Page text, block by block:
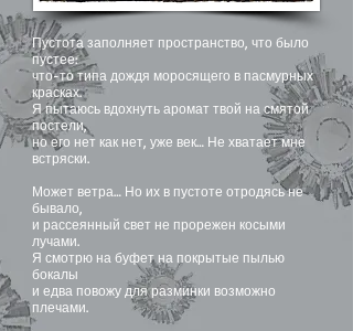
Пустота заполняет пространство, что было
пустее:
что-то типа дождя моросящего в пасмурных
красках.
Я пытаюсь вдохнуть аромат твой на смятой
постели,
но его нет как нет, уже век… Не хватает мне
встряски.
Может ветра… Но их в пустоте отродясь не
бывало,
и рассеянный свет не прорежен косыми
лучами.
Я смотрю на буфет на покрытые пылью
бокалы
и едва повожу для разминки возможно
плечами.